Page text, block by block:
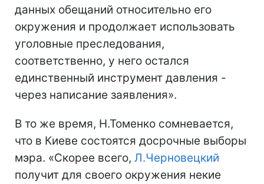
данных обещаний относительно его
окружения и продолжает использовать
уголовные преследования,
соответственно, у него остался
единственный инструмент давления -
через написание заявления».
В то же время, Н.Томенко сомневается,
что в Киеве состоятся досрочные выборы
мэра. «Скорее всего, Л.Черновецкий
получит для своего окружения некие